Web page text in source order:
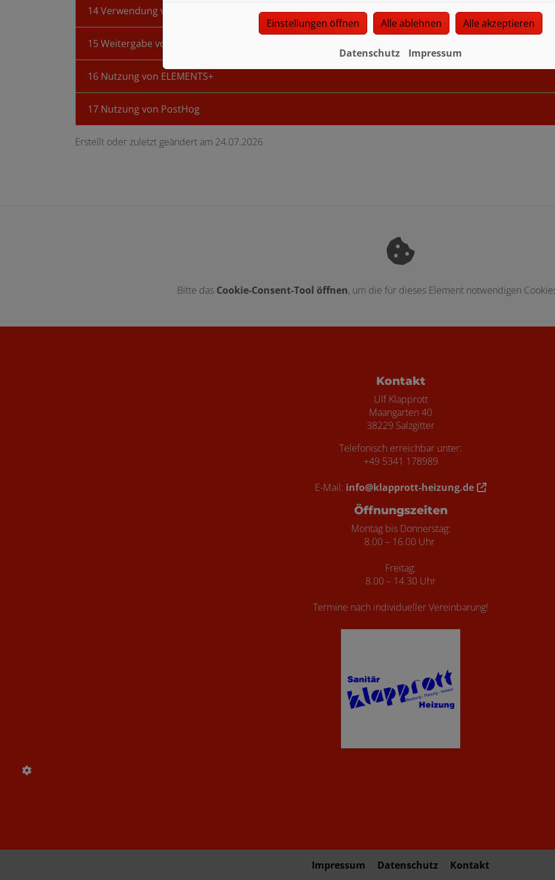
14 Verwendung von Adobe Analytics
15 Weitergabe von Daten
16 Nutzung von ELEMENTS+
17 Nutzung von PostHog
Erstellt oder zuletzt geändert am 24.07.2026
Bitte das Cookie-Consent-Tool öffnen, um die für dieses Element notwendigen
Kontakt
Ulf Klapprott
Maangarten 40
38229 Salzgitter
Telefonisch erreichbar unter:
+49 5341 178989
E-Mail: info@klapprott-heizung.de
Öffnungszeiten
Montag bis Donnerstag:
8.00 – 16.00 Uhr
Freitag:
8.00 – 14.30 Uhr
Termine nach individueller Vereinbarung!
Impressum Datenschutz Kontakt
Einstellungen öffnen Alle ablehnen Alle akzeptieren
Datenschutz Impressum